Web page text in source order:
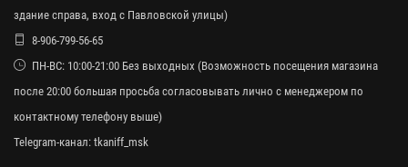
здание справа, вход с Павловской улицы)
8-906-799-56-65
ПН-ВС: 10:00-21:00 Без выходных (Возможность посещения магазина
после 20:00 большая просьба согласовывать лично с менеджером по
контактному телефону выше)
Telegram-канал: tkaniff_msk